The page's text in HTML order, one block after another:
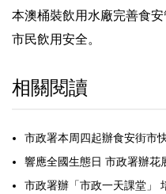
本澳桶裝飲用水廠完善食
市民飲用安全。
相關閱讀
市政署本周四起辦食安街市
響應全國生態日 市政署辦花
市政署辦「市政一天課堂」